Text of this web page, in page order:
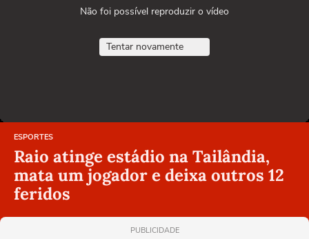
Não foi possível reproduzir o vídeo
Tentar novamente
ESPORTES
Raio atinge estádio na Tailândia,
mata um jogador e deixa outros 12
feridos
PUBLICIDADE